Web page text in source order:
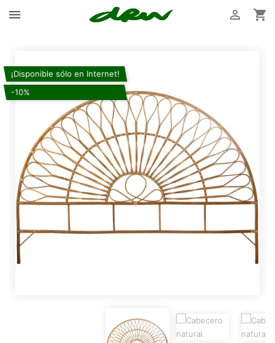
 

¡Disponible sólo en Internet!
-10%